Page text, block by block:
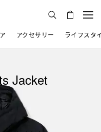
アクセサリー ライフスタ
Jacket